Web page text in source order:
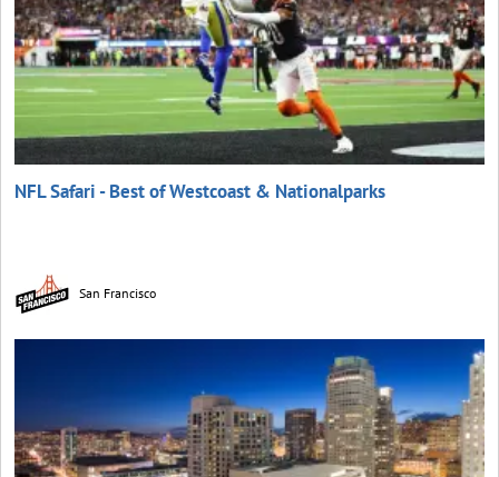
NFL Safari - Best of Westcoast & Nationalparks
San Francisco